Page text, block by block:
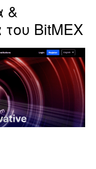
&
BitMEX